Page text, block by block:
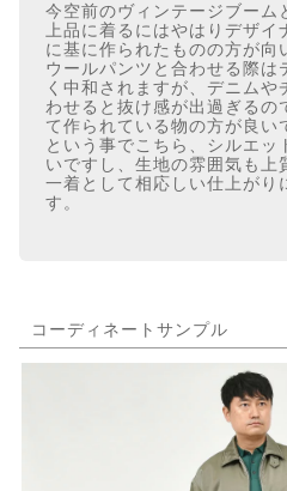
今空前のヴィンテージブーム
上品に着るにはやはりデザイ
に基に作られたものの方が向
ウールパンツと合わせる際は
く中和されますが、デニムや
わせると抜け感が出過ぎるの
て作られている物の方が良い
という事でこちら、シルエッ
いですし、生地の雰囲気も上
一着として相応しい仕上がり
す。
コーディネートサンプル